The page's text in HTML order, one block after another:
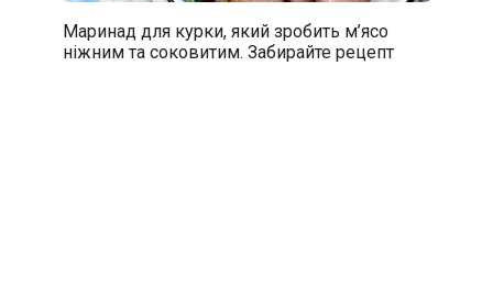
Маринад для курки, який зробить м’ясо
ніжним та соковитим. Забирайте рецепт